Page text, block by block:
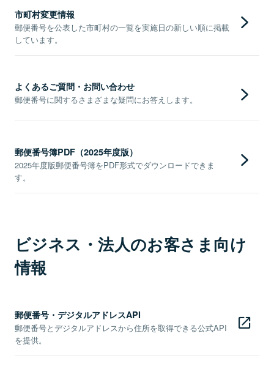
市町村変更情報
郵便番号を公表した市町村の一覧を実施日の新しい順に掲載
しています。
よくあるご質問・お問い合わせ
郵便番号に関するさまざまな疑問にお答えします。
郵便番号簿PDF（2025年度版）
2025年度版郵便番号簿をPDF形式でダウンロードできま
す。
ビジネス・法人のお客さま向け
情報
郵便番号・デジタルアドレスAPI
郵便番号とデジタルアドレスから住所を取得できる公式API
を提供。